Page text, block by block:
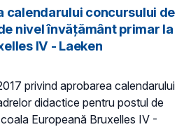
calendarului concursului de
nivel învățământ primar la
IV - Laeken
privind aprobarea calendarului
didactice pentru postul de
Europeană Bruxelles IV -